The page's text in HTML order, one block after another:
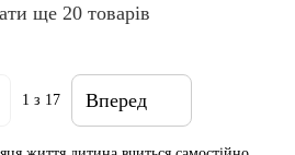
ще 20 товарів
1 з 17 Вперед